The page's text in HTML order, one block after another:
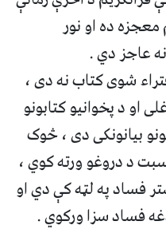
ده او نور
عاجز دي .
شوی کتاب نه دی ،
او د پخوانیو کتابونو
بیانونکی دی ، څوک
د دروغو ورته کوي ،
فساد په لټه کې دي او
فساد سزا ورکوي .